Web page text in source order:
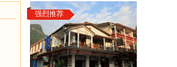
强烈推荐